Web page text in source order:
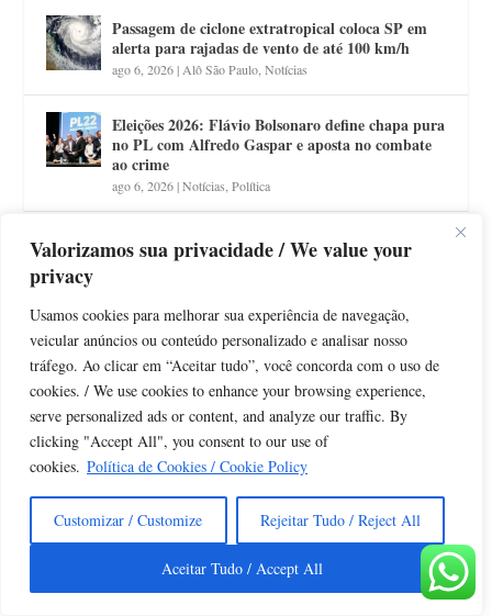
Valorizamos sua privacidade / We value your
privacy
Usamos cookies para melhorar sua experiência de navegação,
veicular anúncios ou conteúdo personalizado e analisar nosso
tráfego. Ao clicar em “Aceitar tudo”, você concorda com o uso de
cookies. / We use cookies to enhance your browsing experience,
serve personalized ads or content, and analyze our traffic. By
clicking "Accept All", you consent to our use of
cookies. Política de Cookies / Cookie Policy
Customizar / Customize Rejeitar Tudo / Reject All
Aceitar Tudo / Accept All
Passagem de ciclone extratropical coloca SP em
alerta para rajadas de vento de até 100 km/h
ago 6, 2026| Alô São Paulo ,Notícias
Eleições 2026: Flávio Bolsonaro define chapa pura
no PL com Alfredo Gaspar e aposta no combate
ao crime
ago 6, 2026|Notícias ,Política
Futuro presidente do STJ, Luis Felipe Salomão
defende diálogo e transparência em sabatina na
Reforma Tributária: livro coordenado por Ives
Gandra Martins e Marcos Cintra aponta riscos da
EC 132/2023
ago 3, 2026|Economia, Livros,Notícias
Linha 6-Laranja registra mais de 42 mil
passageiros no primeiro mês de operação assistida
ago 3, 2026|Mobilidade Notícias
Economia: Ives Gandra Martins e Marcos Cintra
lançam obra com críticas à Reforma Tributária